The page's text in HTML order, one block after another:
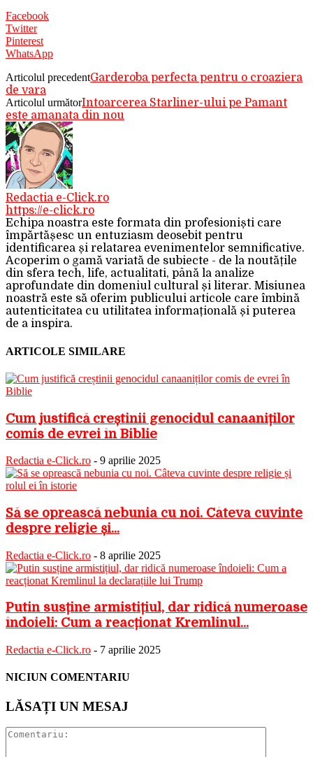
Facebook
Twitter
Pinterest
WhatsApp
Articolul precedentGarderoba perfecta pentru o croaziera
de vara
Articolul următorIntoarcerea Starliner-ului pe Pamant
este amanata din nou
Redactia e-Click.ro
https://e-click.ro
Echipa noastra este formata din profesioniști care
împărtășesc un entuziasm deosebit pentru
identificarea și relatarea evenimentelor semnificative.
Acoperim o gamă variată de subiecte - de la noutățile
din sfera tech, life, actualitati, până la analize
aprofundate din domeniul cultural și literar. Misiunea
noastră este să oferim publicului articole care îmbină
autenticitatea cu utilitatea informațională și puterea
de a inspira.
ARTICOLE SIMILARE
Cum justifică creștinii genocidul canaaniților
comis de evrei în Biblie
Redactia e-Click.ro - 9 aprilie 2025
Să se oprească nebunia cu noi. Câteva cuvinte
despre religie și...
Redactia e-Click.ro - 8 aprilie 2025
Putin susține armistițiul, dar ridică numeroase
îndoieli: Cum a reacționat Kremlinul...
Redactia e-Click.ro - 7 aprilie 2025
NICIUN COMENTARIU
LĂSAȚI UN MESAJ